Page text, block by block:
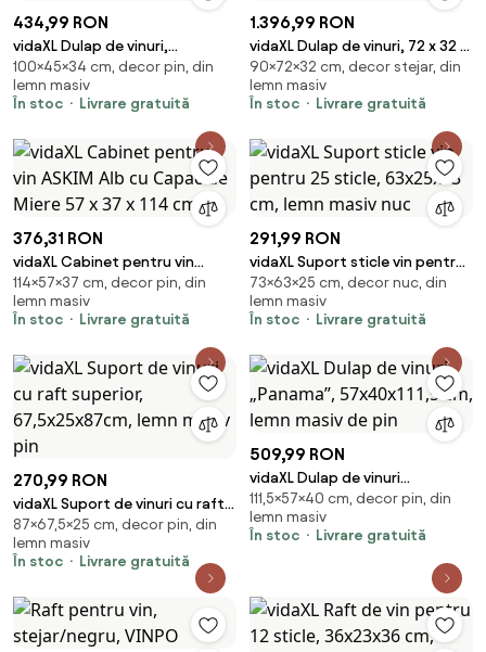
434,99 RON
vidaXL Dulap de vinuri,
45x34x100 cm, lemn masiv de
pin
100×45×34 cm, decor pin, din
lemn masiv
În stoc
Livrare gratuită
1.396,99 RON
vidaXL Dulap de vinuri, 72 x 32 x
90 cm, lemn masiv de stejar
90×72×32 cm, decor stejar, din
lemn masiv
În stoc
Livrare gratuită
376,31 RON
vidaXL Cabinet pentru vin
ASKIM Alb cu Capac de Miere 57
x 37 x 114 cm
114×57×37 cm, decor pin, din
lemn masiv
În stoc
Livrare gratuită
291,99 RON
vidaXL Suport sticle vin pentru
25 sticle, 63x25x73 cm, lemn
masiv nuc
73×63×25 cm, decor nuc, din
lemn masiv
În stoc
Livrare gratuită
270,99 RON
vidaXL Suport de vinuri cu raft
superior, 67,5x25x87cm, lemn
masiv pin
87×67,5×25 cm, decor pin, din
lemn masiv
În stoc
Livrare gratuită
509,99 RON
vidaXL Dulap de vinuri
„Panama”, 57x40x111,5 cm, lemn
masiv de pin
111,5×57×40 cm, decor pin, din
lemn masiv
În stoc
Livrare gratuită